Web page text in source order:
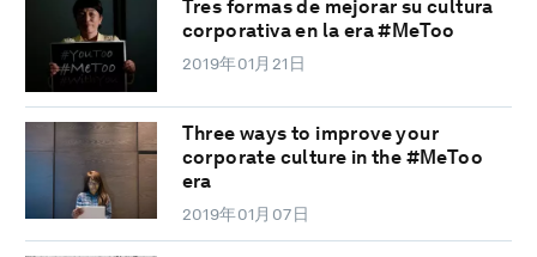
Tres formas de mejorar su cultura
corporativa en la era #MeToo
2019年01月21日
Three ways to improve your
corporate culture in the #MeToo
era
2019年01月07日